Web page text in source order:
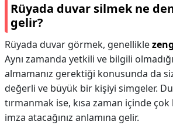
Rüyada duvar silmek ne
gelir?
Rüyada duvar görmek, genellikle
Aynı zamanda yetkili ve bilgili
almamanız gerektiği konusunda da
değerli ve büyük bir kişiyi simgeler.
tırmanmak ise, kısa zaman içinde
imza atacağınız anlamına gelir.